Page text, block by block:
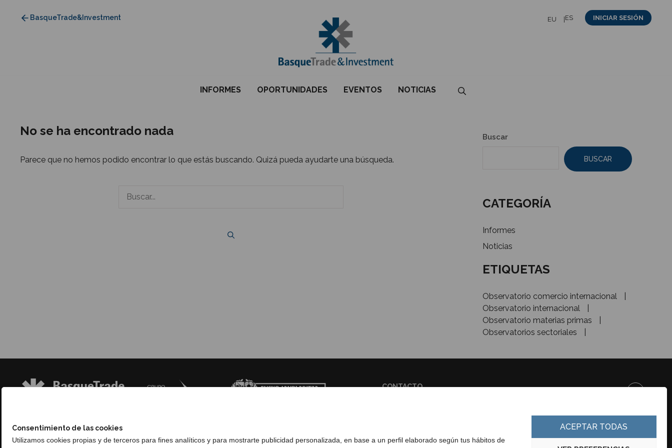
Consentimiento de las cookies
Utilizamos cookies propias y de terceros para fines analíticos y para mostrarte publicidad personalizada, en base a un perfil elaborado según tus hábitos de
ACEPTAR TODAS
BasqueTrade&Investment EU ES INICIAR SESIÓN
INFORMES OPORTUNIDADES EVENTOS NOTICIAS
No se ha encontrado nada
Parece que no hemos podido encontrar lo que estás buscando. Quizá pueda ayudarte una búsqueda.
Buscar
BUSCAR
CATEGORÍA
Informes
Noticias
ETIQUETAS
Observatorio comercio internacional
Observatorio internacional
Observatorio materias primas
Observatorios sectoriales
CONTACTO